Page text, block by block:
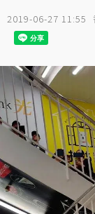
2019-06-27 11:55